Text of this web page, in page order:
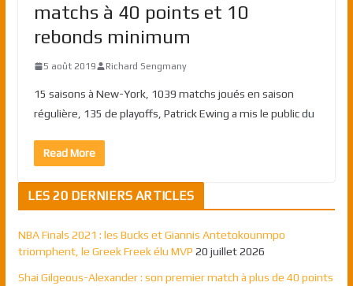
matchs à 40 points et 10
rebonds minimum
5 août 2019 Richard Sengmany
15 saisons à New-York, 1039 matchs joués en saison
régulière, 135 de playoffs, Patrick Ewing a mis le public du
Read More
LES 20 DERNIERS ARTICLES
NBA Finals 2021 : les Bucks et Giannis Antetokounmpo
triomphent, le Greek Freek élu MVP 20 juillet 2026
Shai Gilgeous-Alexander : son premier match à plus de 40 points